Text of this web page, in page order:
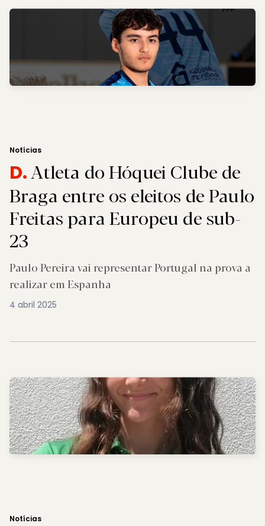
Notícias
D.Atleta do Hóquei Clube de
Braga entre os eleitos de Paulo
Freitas para Europeu de sub-
23
Paulo Pereira vai representar Portugal na prova a
realizar em Espanha
4 abril 2025
Notícias